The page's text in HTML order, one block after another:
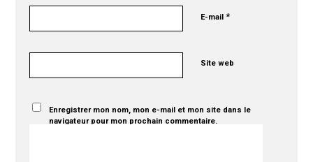
E-mail*
Site web
Enregistrer mon nom, mon e-mail et mon site dans le
navigateur pour mon prochain commentaire.